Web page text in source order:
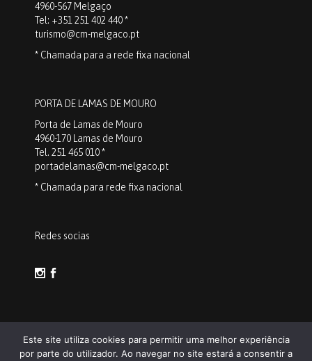
4960-567 Melgaço
Tel: +351 251 402 440 *
turismo@cm-melgaco.pt
* Chamada para a rede fixa nacional
PORTA DE LAMAS DE MOURO
Porta de Lamas de Mouro
4960-170 Lamas de Mouro
Tel. 251 465 010 *
portadelamas@cm-melgaco.pt
* Chamada para rede fixa nacional
Redes socias
Discover Melgaço /Política de
Este site utiliza cookies para permitir uma melhor experiência
por parte do utilizador. Ao navegar no site estará a consentir a